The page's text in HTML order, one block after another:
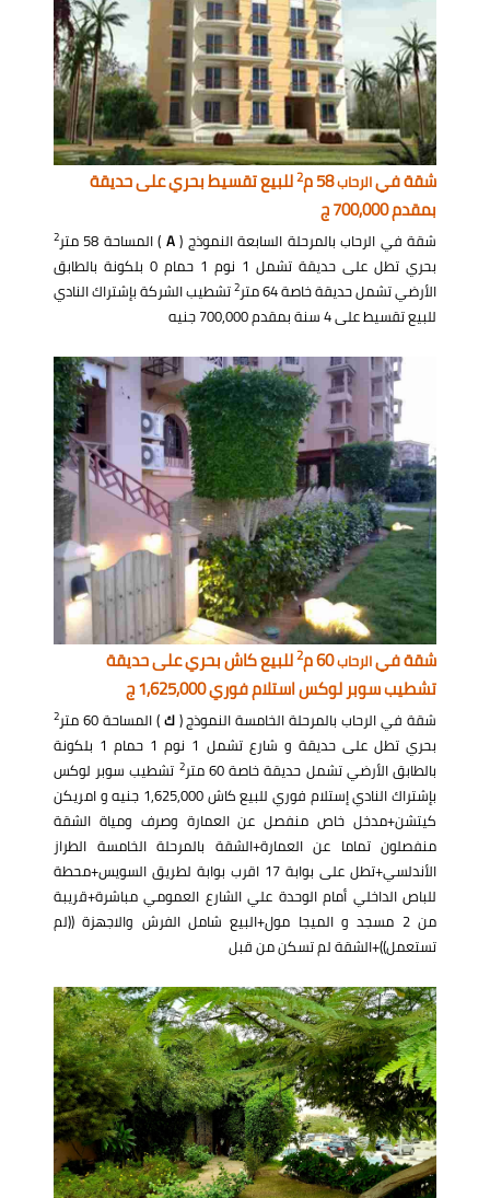
شقة فيالرحاب58 م 2للبيع تقسيط بحري على حديقة
بمقدم 700,000 ج
شقة في الرحاب بالمرحلة السابعة النموذج (A ) المساحة 58 متر 2
بحري تطل على حديقة تشمل 1 نوم 1 حمام 0 بلكونة بالطابق
الأرضي تشمل حديقة خاصة 64 متر
2تشطيب الشركة بإشتراك النادي
للبيع تقسيط على 4 سنة بمقدم 700,000 جنيه
شقة فيالرحاب60 م 2للبيع كاش بحري على حديقة
تشطيب سوبر لوكس استلام فوري 1,625,000 ج
شقة في الرحاب بالمرحلة الخامسة النموذج (ك) المساحة 60 متر 2
بحري تطل على حديقة و شارع تشمل 1 نوم 1 حمام 1 بلكونة
بالطابق الأرضي تشمل حديقة خاصة 60 متر
2 تشطيب سوبر لوكس
بإشتراك النادي إستلام فوري للبيع كاش 1,625,000 جنيه و امريكن
كيتشن+مدخل خاص منفصل عن العمارة وصرف ومياة الشقة
منفصلون تماما عن العمارة+الشقة بالمرحلة الخامسة الطراز
الأندلسي+تطل على بوابة 17 اقرب بوابة لطريق السويس+محطة
للباص الداخلي أمام الوحدة علي الشارع العمومي مباشرة+قريبة
من 2 مسجد و الميجا مول+البيع شامل الفرش والاجهزة ((لم
تستعمل))+الشقة لم تسكن من قبل